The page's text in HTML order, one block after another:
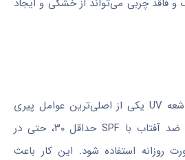
فاقد چربی می‌تواند از خشکی و ایجاد
– استفاده از ضد آفتاب: اشعه UV یکی از اصلی‌ترین عوامل پیری
زودرس پوست است. کرم ضد آفتاب با SPF حداقل ۳۰، حتی در
روزانه استفاده شود. این کار باعث